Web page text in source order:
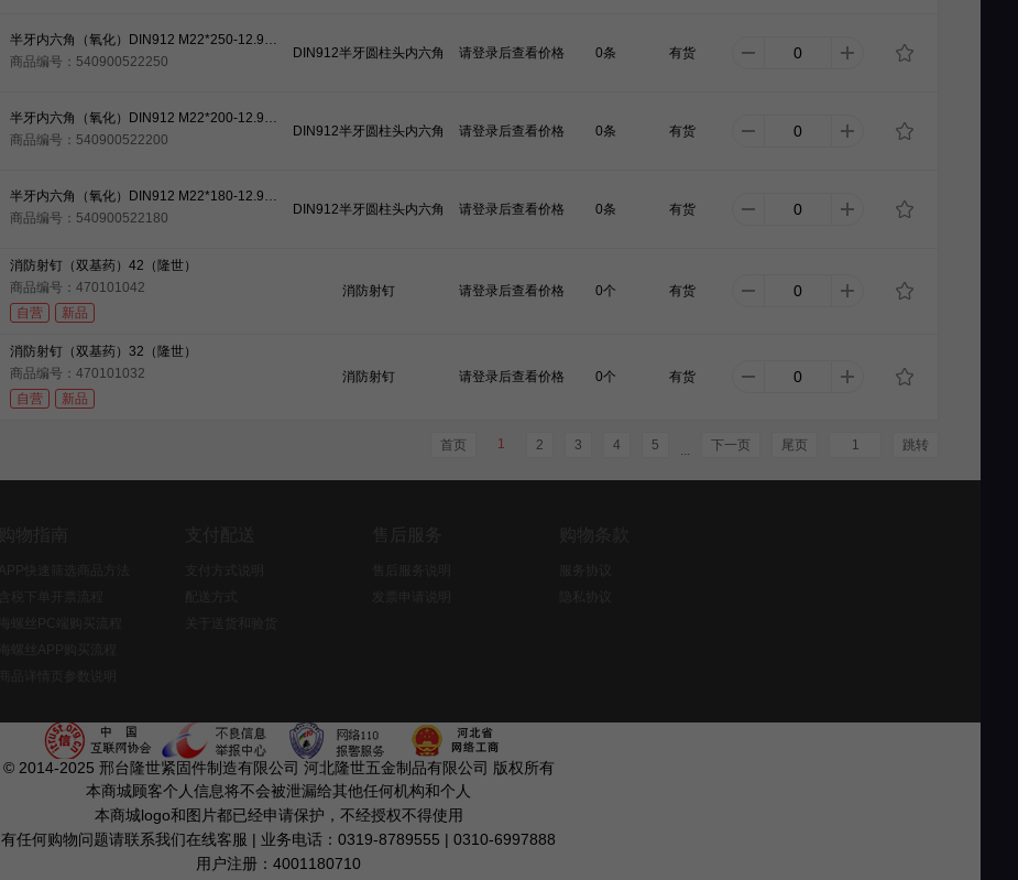
半牙内六角（氧化）DIN912 M22*250-12.9级（35crmo）（元亨）
商品编号：540900522250
DIN912半牙圆柱头内六角 请登录后查看价格 0条 有货
半牙内六角（氧化）DIN912 M22*200-12.9级（35crmo）（元亨）
商品编号：540900522200
DIN912半牙圆柱头内六角 请登录后查看价格 0条 有货
半牙内六角（氧化）DIN912 M22*180-12.9级（35crmo）（元亨）
商品编号：540900522180
DIN912半牙圆柱头内六角 请登录后查看价格 0条 有货
消防射钉（双基药）42（隆世）
商品编号：470101042
自营
新品
消防射钉 请登录后查看价格 0个 有货
消防射钉（双基药）32（隆世）
商品编号：470101032
自营
新品
消防射钉 请登录后查看价格 0个 有货
首页 1 2 3 4 5 ... 下一页 尾页 跳转
© 2014-2025 邢台隆世紧固件制造有限公司 河北隆世五金制品有限公司 版权所有
本商城顾客个人信息将不会被泄漏给其他任何机构和个人
本商城logo和图片都已经申请保护，不经授权不得使用
有任何购物问题请联系我们在线客服 | 业务电话：0319-8789555 | 0310-6997888
用户注册：4001180710